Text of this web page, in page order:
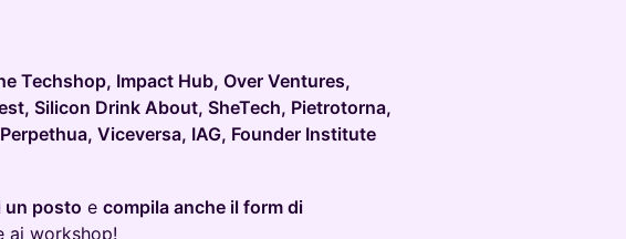
Techshop, Impact Hub, Over Ventures,
Silicon Drink About, SheTech, Pietrotorna,
Viceversa, IAG, Founder Institute
un posto e compila anche il form di
ai workshop!